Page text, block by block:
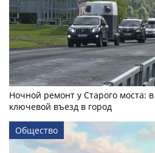
Ночной ремонт у Старого моста:
ключевой въезд в город
Общество